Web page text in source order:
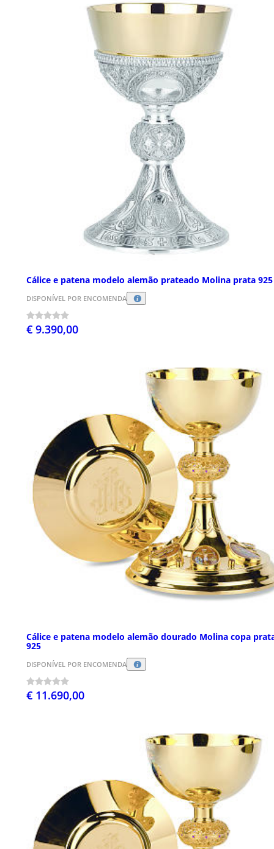
Cálice e patena modelo alemão prateado Molina prata 925
DISPONÍVEL POR ENCOMENDA
€ 9.390,00
Cálice e patena modelo alemão dourado Molina copa
925
DISPONÍVEL POR ENCOMENDA
€ 11.690,00